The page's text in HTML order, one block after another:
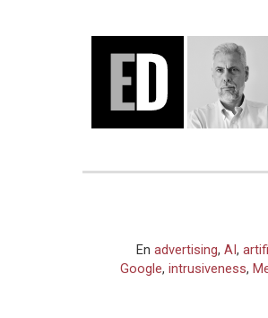
Enadvertising,AI,
Google,intrusiveness,